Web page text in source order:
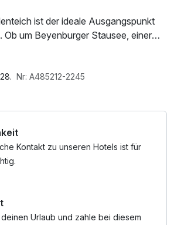
ist der ideale Ausgangspunkt
Ob um Beyenburger Stausee, einer
eine Wanderung um Schwelm herum.
seine Umgebung eine Vielzahl
jeden an. Ideal ist das Hotel auch als
km entfernt.
mit unserem stärkenden
genießen Sie ein paar schöne
unserem Restaurant mit einem 3
Buffet. Das wählt bei uns die
W-LAN Nutzung /
Nr: A485212-2245
Kontakt zu unseren Hotels ist für
Urlaub und zahle bei diesem